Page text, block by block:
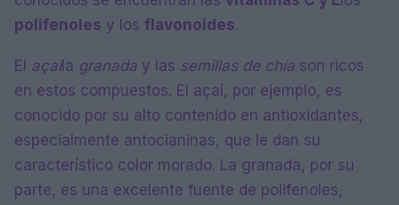
polifenoles y los flavonoides.
El açaíla granada y las semillas de chía son ricos
en estos compuestos. El açaí, por ejemplo, es
conocido por su alto contenido en antioxidantes,
especialmente antocianinas, que le dan su
característico color morado. La granada, por su
parte, es una excelente fuente de polifenoles,